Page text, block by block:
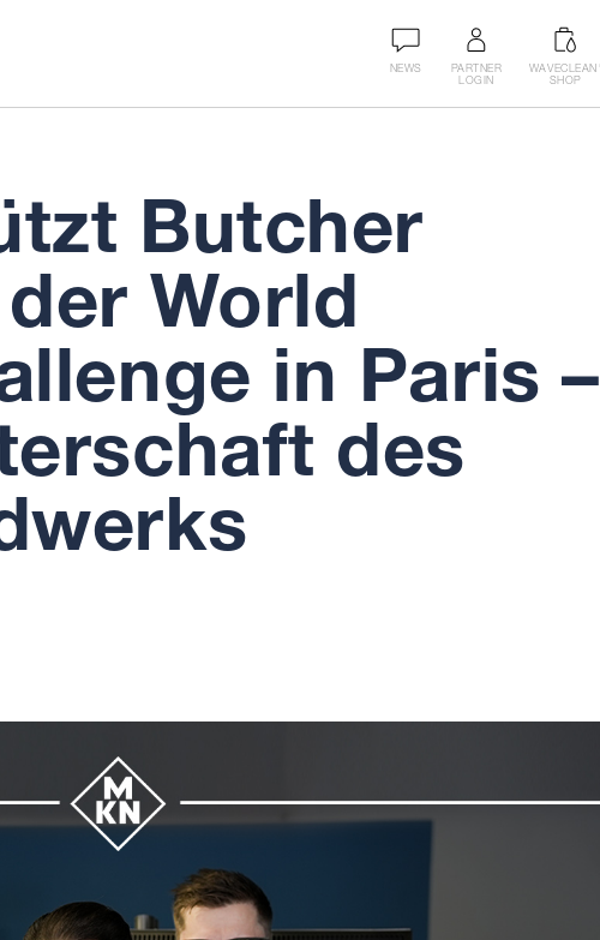
NEWS
PARTNER
LOGIN
WAVECLEAN
SHOP
Butcher
World
in Paris –
des